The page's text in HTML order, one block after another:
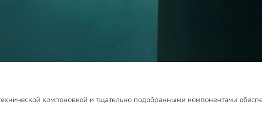
компоновкой и тщательно подобранными компонентами